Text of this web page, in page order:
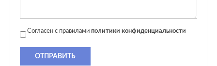
Согласен с правилами политики конфиденциальности
ОТПРАВИТЬ